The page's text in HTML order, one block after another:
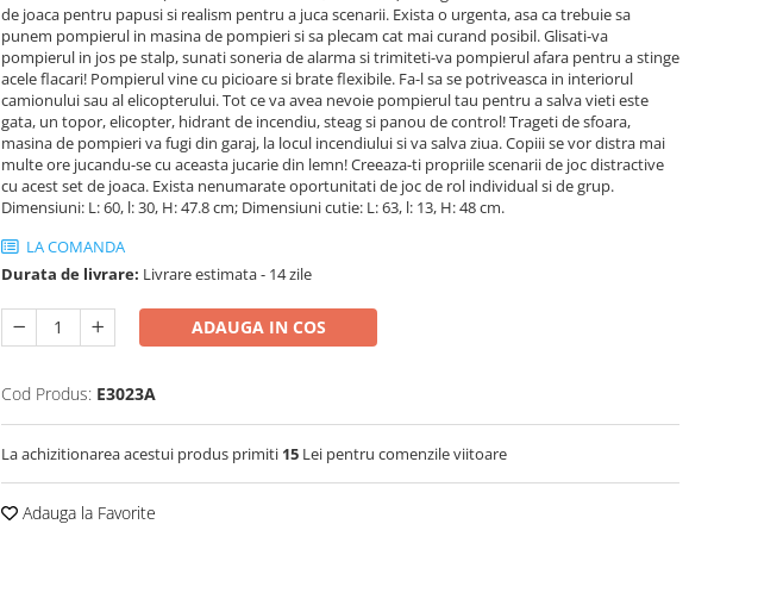
de joaca pentru papusi si realism pentru a juca scenarii. Exista o urgenta, asa ca trebuie sa
punem pompierul in masina de pompieri si sa plecam cat mai curand posibil. Glisati-va
pompierul in jos pe stalp, sunati soneria de alarma si trimiteti-va pompierul afara pentru a stinge
acele flacari! Pompierul vine cu picioare si brate flexibile. Fa-l sa se potriveasca in interiorul
camionului sau al elicopterului. Tot ce va avea nevoie pompierul tau pentru a salva vieti este
gata, un topor, elicopter, hidrant de incendiu, steag si panou de control! Trageti de sfoara,
masina de pompieri va fugi din garaj, la locul incendiului si va salva ziua. Copiii se vor distra mai
multe ore jucandu-se cu aceasta jucarie din lemn! Creeaza-ti propriile scenarii de joc distractive
cu acest set de joaca. Exista nenumarate oportunitati de joc de rol individual si de grup.
Dimensiuni: L: 60, l: 30, H: 47.8 cm; Dimensiuni cutie: L: 63, l: 13, H: 48 cm.
LA COMANDA
Durata de livrare: Livrare estimata - 14 zile
ADAUGA IN COS
Cod Produs: E3023A
La achizitionarea acestui produs primiti 15 Lei pentru comenzile viitoare
Adauga la Favorite